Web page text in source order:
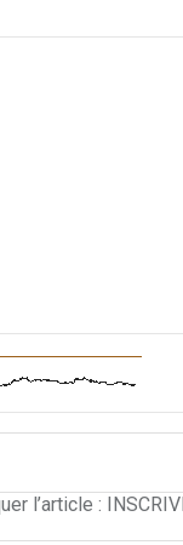
l’article :